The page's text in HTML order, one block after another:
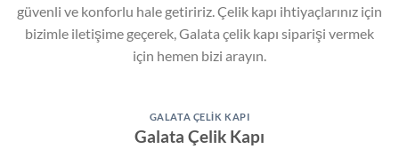
güvenli ve konforlu hale getiririz. Çelik kapı ihtiyaçlarınız için
bizimle iletişime geçerek, Galata çelik kapı siparişi vermek
için hemen bizi arayın.
GALATA ÇELIK KAPI
Galata Çelik Kapı